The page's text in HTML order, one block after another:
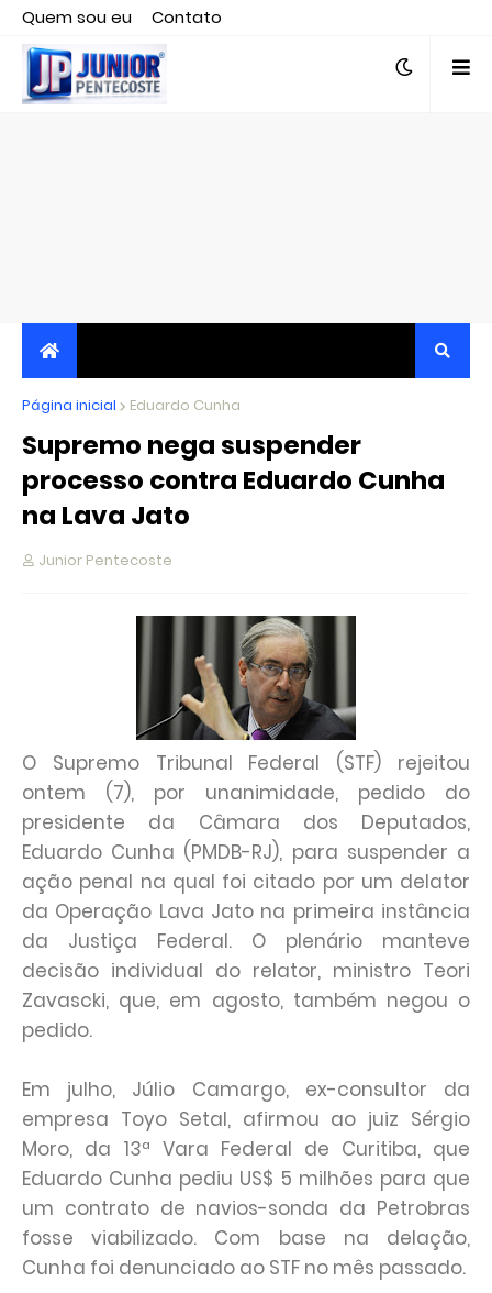
Quem sou eu
Contato
Editor responsável, jornalista Clovis Almeida.
JORNALISMO INDEPENDENTE, TRANSPARENTE E
CRÍTICO
Página inicial Eduardo Cunha
Supremo nega suspender
processo contra Eduardo Cunha
na Lava Jato
Junior Pentecoste
O Supremo Tribunal Federal (STF) rejeitou
ontem (7), por unanimidade, pedido do
presidente da Câmara dos Deputados,
Eduardo Cunha (PMDB-RJ), para suspender a
ação penal na qual foi citado por um delator
da Operação Lava Jato na primeira instância
da Justiça Federal. O plenário manteve
decisão individual do relator, ministro Teori
Zavascki, que, em agosto, também negou o
pedido.
Em julho, Júlio Camargo, ex-consultor da
empresa Toyo Setal, afirmou ao juiz Sérgio
Moro, da 13ª Vara Federal de Curitiba, que
Eduardo Cunha pediu US$ 5 milhões para que
um contrato de navios-sonda da Petrobras
fosse viabilizado. Com base na delação,
Cunha foi denunciado ao STF no mês passado.